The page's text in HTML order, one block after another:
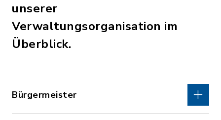
unserer
Verwaltungsorganisation im
Überblick.
Bürgermeister